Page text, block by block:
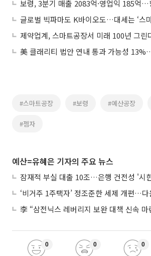
글로벌 빅파마도 K바이오도…대세는 ‘스
제약업계, 스마트공장서 미래 100년 그린
#스마트공장 #보령 #예산공장
#젬자
예산=유혜은 기자의 주요 뉴스
잠재적 부실 대출 10조…은행 건전성 '시
0 0 0